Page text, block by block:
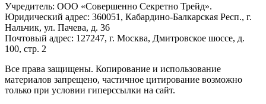
Учредитель: ООО «Совершенно Секретно Трейд».
Юридический адрес: 360051, Кабардино-Балкарская Респ., г.
Нальчик, ул. Пачева, д. 36
Почтовый адрес: 127247, г. Москва, Дмитровское шоссе, д.
100, стр. 2
Все права защищены. Копирование и использование
материалов запрещено, частичное цитирование возможно
только при условии гиперссылки на сайт.